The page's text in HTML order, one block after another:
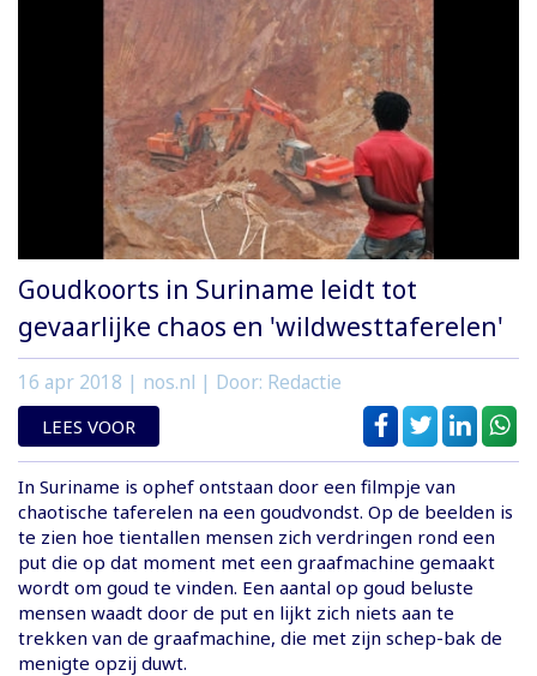
Goudkoorts in Suriname leidt tot
gevaarlijke chaos en 'wildwesttaferelen'
16 apr 2018 | nos.nl | Door: Redactie
LEES VOOR
In Suriname is ophef ontstaan door een filmpje van
chaotische taferelen na een goudvondst. Op de beelden is
te zien hoe tientallen mensen zich verdringen rond een
put die op dat moment met een graafmachine gemaakt
wordt om goud te vinden. Een aantal op goud beluste
mensen waadt door de put en lijkt zich niets aan te
trekken van de graafmachine, die met zijn schep-bak de
menigte opzij duwt.